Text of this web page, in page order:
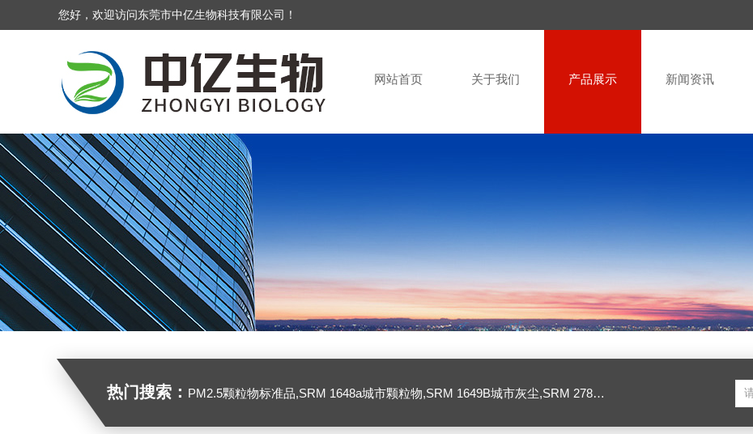
您好，欢迎访问东莞市中亿生物科技有限公司！
网站首页 关于我们 产品展示 新闻资讯
热门搜索： PM2.5颗粒物标准品,SRM 1648a城市颗粒物,SRM 1649B城市灰尘,SRM 2786大气颗粒物,美国NIST标准品